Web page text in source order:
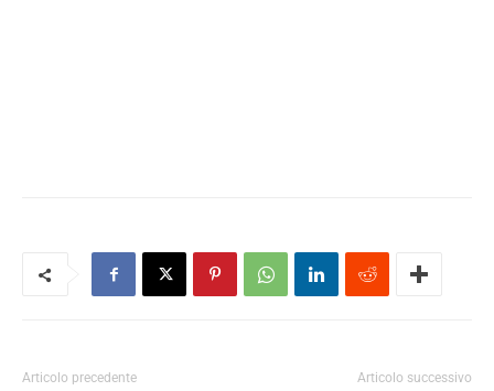
Articolo precedente Articolo successivo